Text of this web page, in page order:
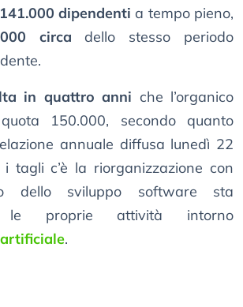
141.000 dipendenti a tempo pieno,
circa dello stesso periodo
in quattro anni che l’organico
150.000, secondo quanto
annuale diffusa lunedì 22
tagli c’è la riorganizzazione con
dello sviluppo software sta
le proprie attività intorno
.